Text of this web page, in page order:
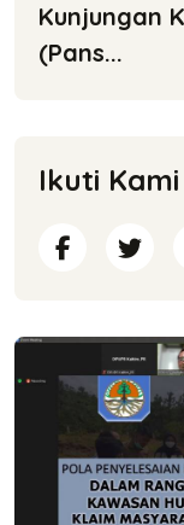
Kunjungan
(Pans...
Ikuti Kami